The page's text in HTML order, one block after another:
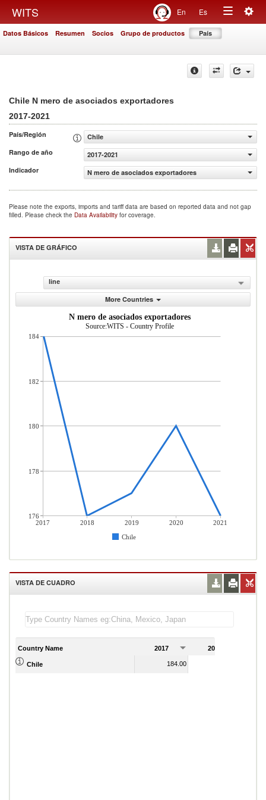
WITS En Es
Toggle
Datos Básicos Resumen Socios Grupo de productos País
Chile N mero de asociados exportadores
2017-2021
País/Región
Chile
Rango de año
2017-2021
Indicador
N mero de asociados exportadores
Please note the exports, imports and tariff data are based on reported data and not gap
filled. Please check the Data Availability for coverage.
VISTA DE GRÁFICO
line
More Countries
N mero de asociados exportadores
Source:WITS - Country Profile
2017 2018 2019 2020
2021
Chile
184
182
180
178
176
VISTA DE CUADRO
Country Name 2017 2018
Chile 184.00